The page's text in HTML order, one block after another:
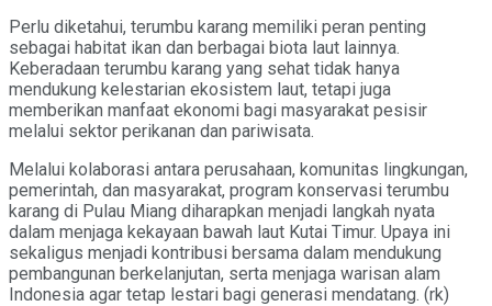
Perlu diketahui, terumbu karang memiliki peran penting
sebagai habitat ikan dan berbagai biota laut lainnya.
Keberadaan terumbu karang yang sehat tidak hanya
mendukung kelestarian ekosistem laut, tetapi juga
memberikan manfaat ekonomi bagi masyarakat pesisir
melalui sektor perikanan dan pariwisata.
Melalui kolaborasi antara perusahaan, komunitas lingkungan,
pemerintah, dan masyarakat, program konservasi terumbu
karang di Pulau Miang diharapkan menjadi langkah nyata
dalam menjaga kekayaan bawah laut Kutai Timur. Upaya ini
sekaligus menjadi kontribusi bersama dalam mendukung
pembangunan berkelanjutan, serta menjaga warisan alam
Indonesia agar tetap lestari bagi generasi mendatang. (rk)